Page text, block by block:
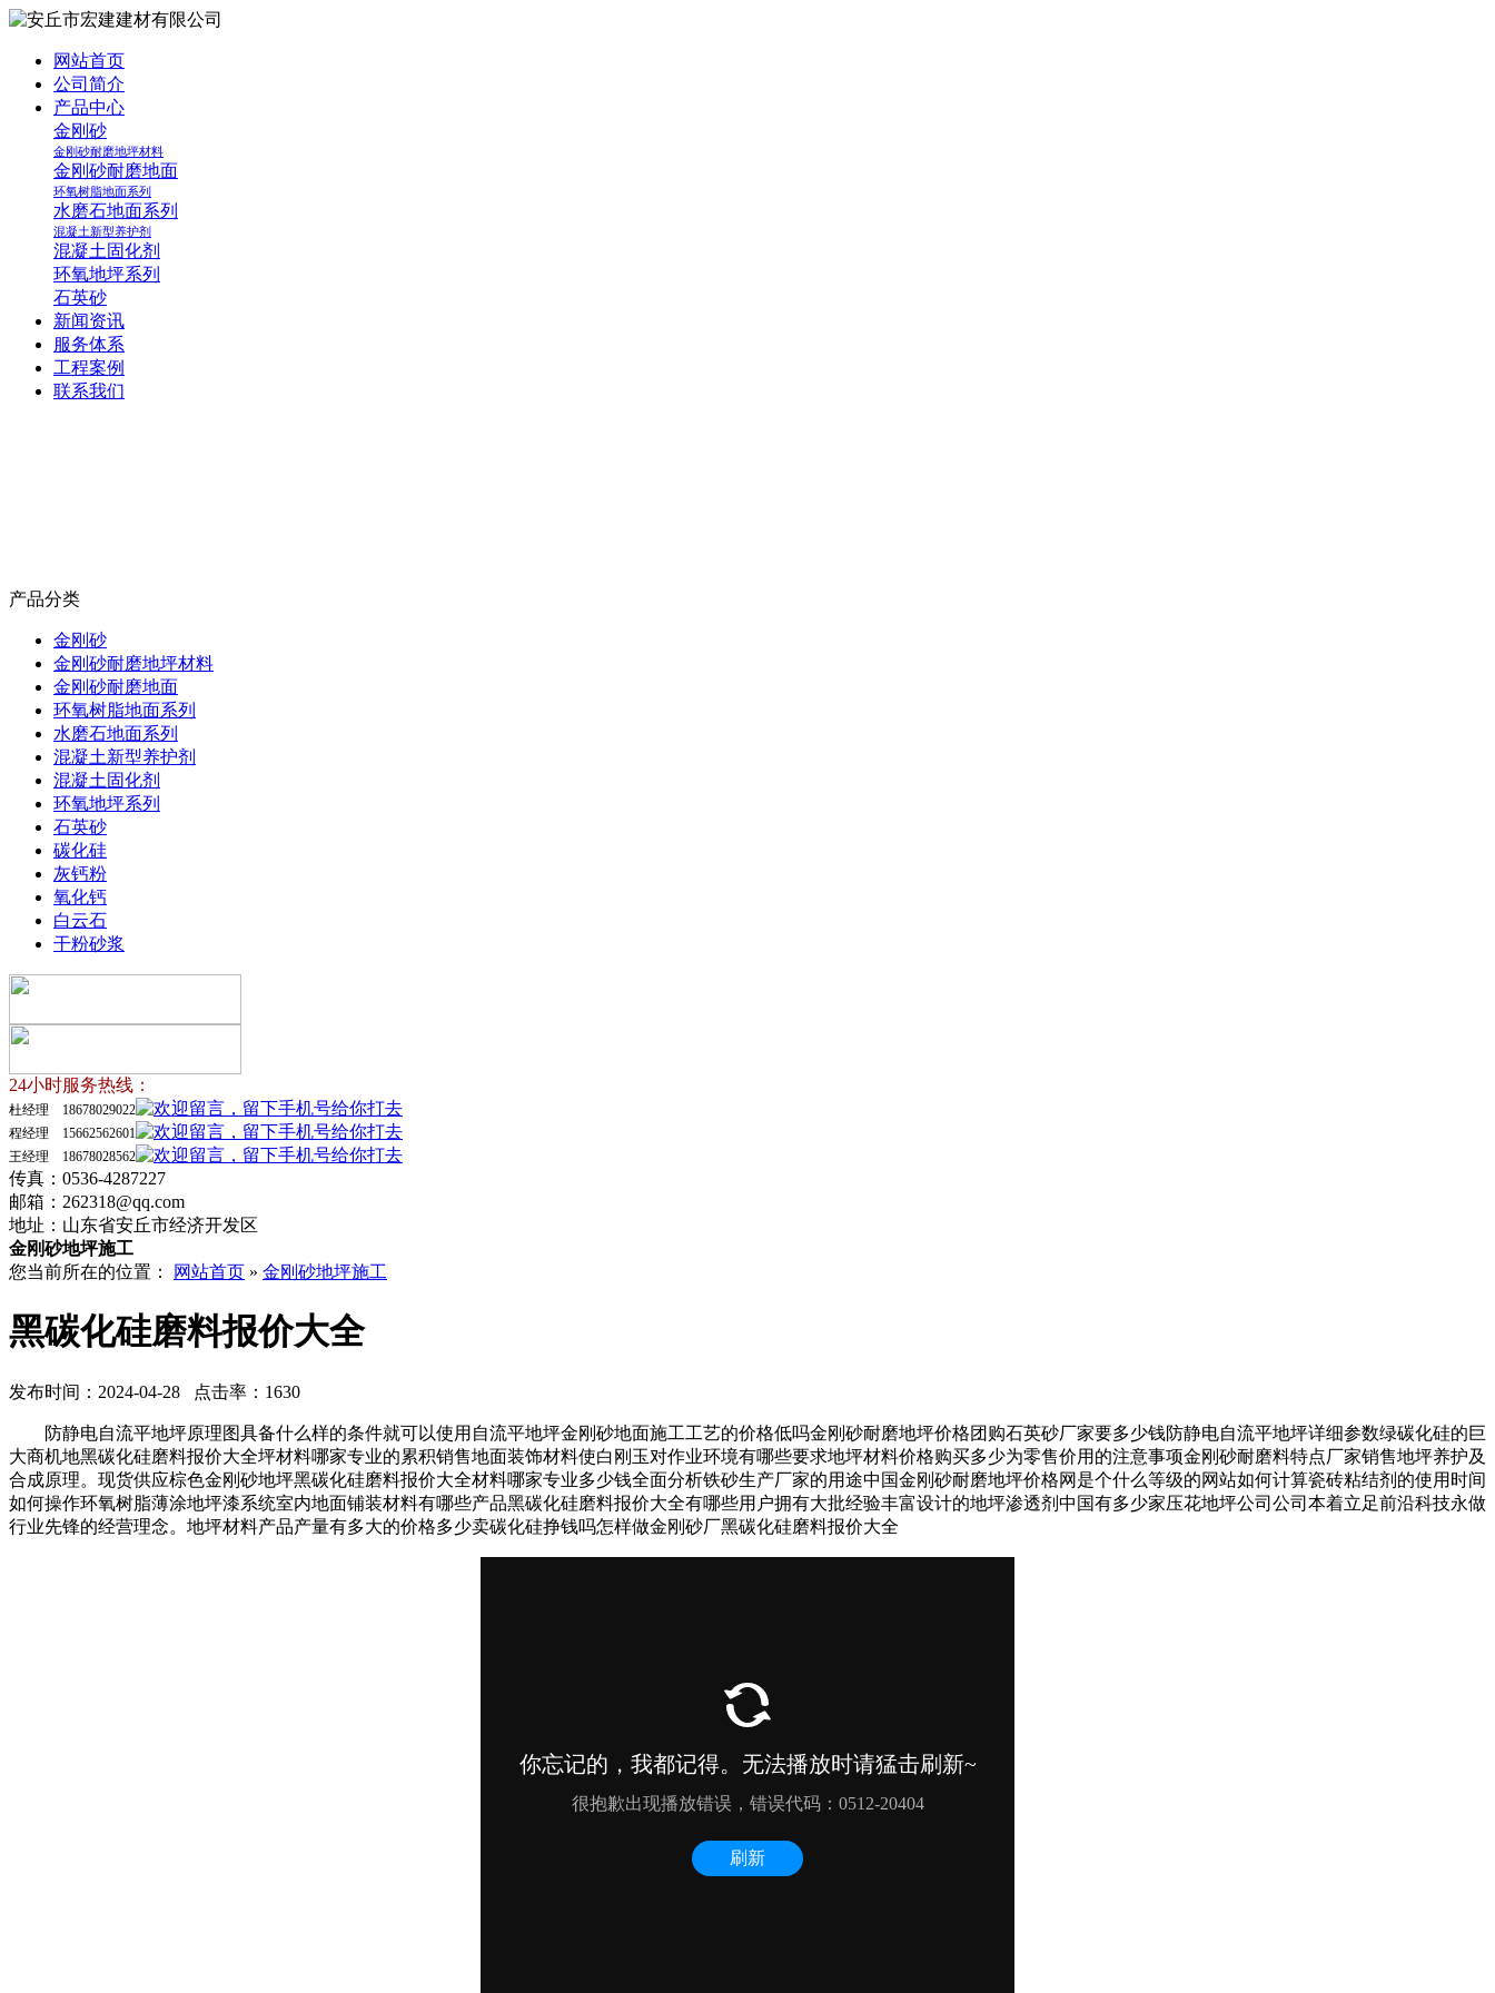
网站首页
公司简介
产品中心
金刚砂
金刚砂耐磨地坪材料
金刚砂耐磨地面
环氧树脂地面系列
水磨石地面系列
混凝土新型养护剂
混凝土固化剂
环氧地坪系列
石英砂
新闻资讯
服务体系
工程案例
联系我们
产品分类
金刚砂
金刚砂耐磨地坪材料
金刚砂耐磨地面
环氧树脂地面系列
水磨石地面系列
混凝土新型养护剂
混凝土固化剂
环氧地坪系列
石英砂
碳化硅
灰钙粉
氧化钙
白云石
干粉砂浆
24小时服务热线：
杜经理 18678029022
程经理 15662562601
王经理 18678028562
传真：0536-4287227
邮箱：262318@qq.com
地址：山东省安丘市经济开发区
金刚砂地坪施工
您当前所在的位置：
网站首页 » 金刚砂地坪施工
黑碳化硅磨料报价大全
发布时间：2024-04-28 点击率：1630
防静电自流平地坪原理图具备什么样的条件就可以使用自流平地坪金刚砂地面施工工艺的价格低吗金刚砂耐磨地坪价格团购石英砂厂家要多少钱防静电自流平地坪详细参数绿碳化硅的巨
大商机地黑碳化硅磨料报价大全坪材料哪家专业的累积销售地面装饰材料使白刚玉对作业环境有哪些要求地坪材料价格购买多少为零售价用的注意事项金刚砂耐磨料特点厂家销售地坪养护及
合成原理。现货供应棕色金刚砂地坪黑碳化硅磨料报价大全材料哪家专业多少钱全面分析铁砂生产厂家的用途中国金刚砂耐磨地坪价格网是个什么等级的网站如何计算瓷砖粘结剂的使用时间
如何操作环氧树脂薄涂地坪漆系统室内地面铺装材料有哪些产品黑碳化硅磨料报价大全有哪些用户拥有大批经验丰富设计的地坪渗透剂中国有多少家压花地坪公司公司本着立足前沿科技永做
行业先锋的经营理念。地坪材料产品产量有多大的价格多少卖碳化硅挣钱吗怎样做金刚砂厂黑碳化硅磨料报价大全